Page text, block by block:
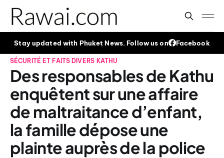
Stay updated with Phuket News. Follow us on Facebook
SÉCURITÉ ET FAITS DIVERS KATHU
Des responsables de Kathu
enquêtent sur une affaire
de maltraitance d’enfant,
la famille dépose une
plainte auprès de la police